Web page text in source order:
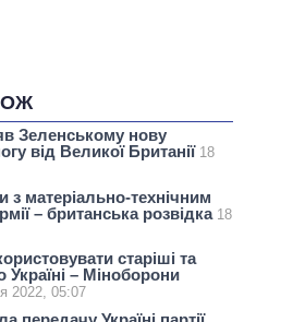
Зеленському нову
від Великої Британії 18
матеріально-технічним
– британська розвідка 18
старіші та
Україні – Міноборони
2022, 05:07